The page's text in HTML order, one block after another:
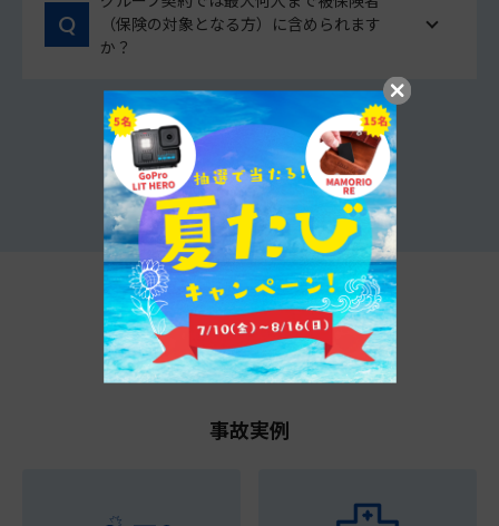
（保険の対象となる方）に含められます
か？
他のよくあるご質問をみる
t@biho情報局
事故実例